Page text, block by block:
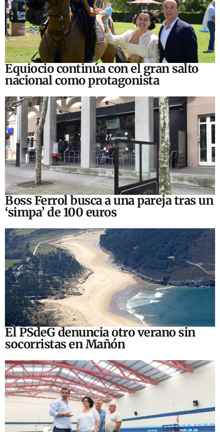
Equiocio continúa con el gran salto
nacional como protagonista
Boss Ferrol busca a una pareja tras un
‘simpa’ de 100 euros
El PSdeG denuncia otro verano sin
socorristas en Mañón